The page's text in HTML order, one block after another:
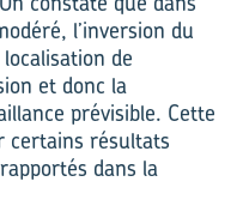
l’inversion du
de
et donc la
prévisible. Cette
certains résultats
dans la